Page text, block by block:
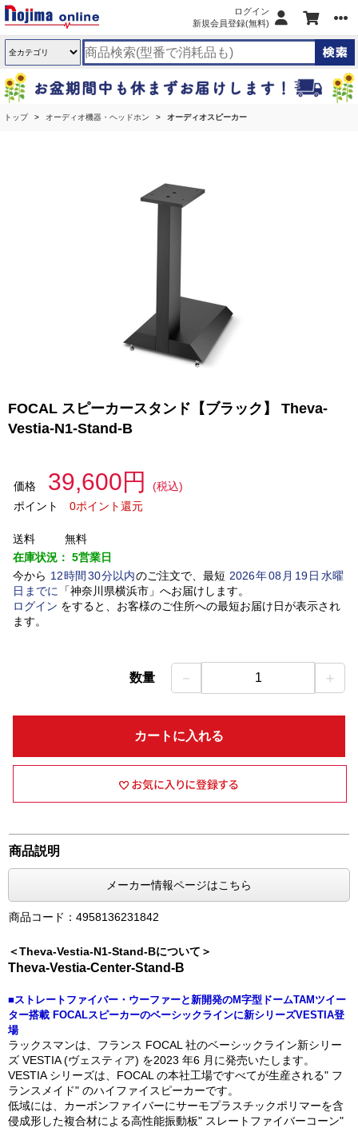
ログイン
新規会員登録(無料)
トップ オーディオ機器・ヘッドホン オーディオスピーカー
FOCAL スピーカースタンド【ブラック】 Theva-
Vestia-N1-Stand-B
価格 39,600円
(税込)
ポイント
0ポイント還元
送料
無料
在庫状況： 5営業日
今から 12時間 30分以内のご注文で、最短 2026年08 月 19日水曜
日 までに 「神奈川県横浜市」 へお届けします。
ログイン をすると、お客様のご住所への最短お届け日が表示され
ます。
数量 － 1 ＋
カートに入れる
商品説明
メーカー情報ページはこちら
商品コード：4958136231842
＜Theva-Vestia-N1-Stand-Bについて＞
Theva-Vestia-Center-Stand-B
■ストレートファイバー・ウーファーと新開発のM字型ドームTAMツイー
ター搭載 FOCALスピーカーのベーシックラインに新シリーズVESTIA登
場
ラックスマンは、フランス FOCAL 社のベーシックライン新シリー
ズ VESTIA (ヴェスティア) を2023 年6 月に発売いたします。
VESTIA シリーズは、FOCAL の本社工場ですべてが生産される" フ
ランスメイド" のハイファイスピーカーです。
低域には、カーボンファイバーにサーモプラスチックポリマーを含
侵成形した複合材による高性能振動板" スレートファイバーコーン"